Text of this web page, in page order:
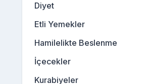
Diyet
Etli Yemekler
Hamilelikte Beslenme
İçecekler
Kurabiyeler